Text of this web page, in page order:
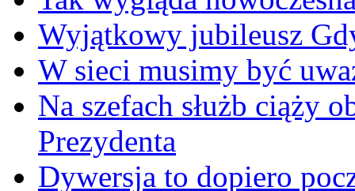
Wyjątkowy jubileusz
W sieci musimy być
Na szefach służb ciąży
Prezydenta
Dywersja to dopiero